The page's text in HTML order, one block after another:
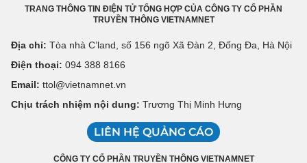
TRANG THÔNG TIN ĐIỆN TỬ TỔNG HỢP CỦA CÔNG TY CỔ PHẦN
TRUYỀN THÔNG VIETNAMNET
Địa chỉ: Tòa nhà C’land, số 156 ngõ Xã Đàn 2, Đống Đa, Hà Nội
Điện thoại: 094 388 8166
Email: ttol@vietnamnet.vn
Chịu trách nhiệm nội dung: Trương Thị Minh Hưng
LIÊN HỆ QUẢNG CÁO
CÔNG TY CỔ PHẦN TRUYỀN THÔNG VIETNAMNET